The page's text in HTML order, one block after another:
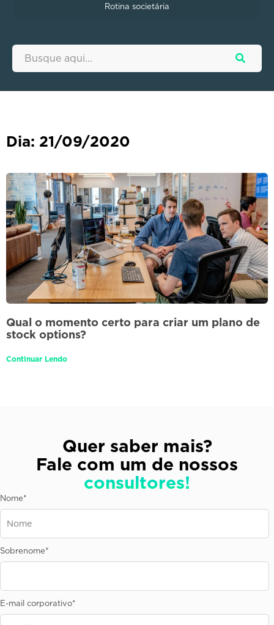
Rotina societária
Dia: 21/09/2020
Qual o momento certo para criar um plano de
stock options?
Continuar Lendo
Quer saber mais?
Fale com um de nossos
consultores!
Nome*
Sobrenome*
E-mail corporativo*